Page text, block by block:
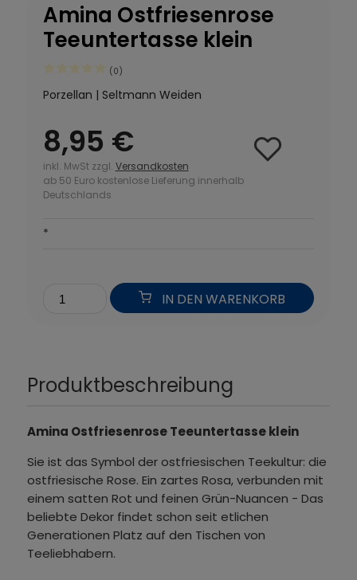
Amina Ostfriesenrose
Teeuntertasse klein
(0)
Porzellan | Seltmann Weiden
8,95 €
inkl. MwSt zzgl. Versandkosten
ab 50 Euro kostenlose Lieferung innerhalb
Deutschlands
*
IN DEN WARENKORB
Produktbeschreibung
Amina Ostfriesenrose Teeuntertasse klein
Sie ist das Symbol der ostfriesischen Teekultur: die
ostfriesische Rose. Ein zartes Rosa, verbunden mit
einem satten Rot und feinen Grün-Nuancen - Das
beliebte Dekor findet schon seit etlichen
Generationen Platz auf den Tischen von
Teeliebhabern.